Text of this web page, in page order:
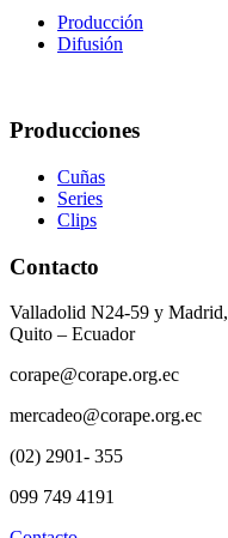
Producción
Difusión
Producciones
Cuñas
Series
Clips
Contacto
Valladolid N24-59 y Madrid,
Quito – Ecuador
corape@corape.org.ec
mercadeo@corape.org.ec
(02) 2901- 355
099 749 4191